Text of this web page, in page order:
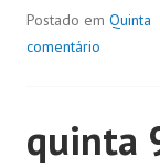
Postado em Quinta
comentário
quinta